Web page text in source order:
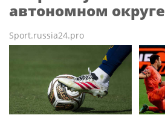
автономном округе
Sport.russia24.pro